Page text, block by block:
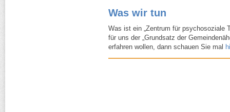
Was wir tun
Was ist ein „Zentrum für psychosoziale
für uns der „Grundsatz der
erfahren wollen, dann schauen Sie mal